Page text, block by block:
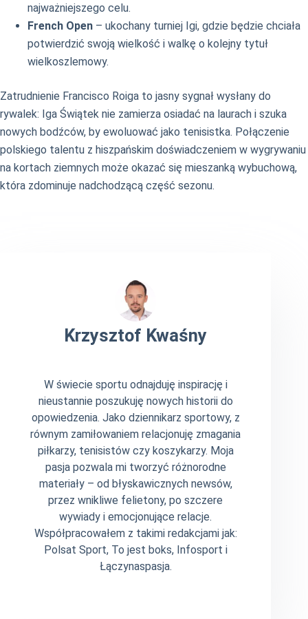
najważniejszego celu.
French Open – ukochany turniej Igi, gdzie będzie chciała
potwierdzić swoją wielkość i walkę o kolejny tytuł
wielkoszlemowy.
Zatrudnienie Francisco Roiga to jasny sygnał wysłany do
rywalek: Iga Świątek nie zamierza osiadać na laurach i szuka
nowych bodźców, by ewoluować jako tenisistka. Połączenie
polskiego talentu z hiszpańskim doświadczeniem w wygrywaniu
na kortach ziemnych może okazać się mieszanką wybuchową,
która zdominuje nadchodzącą część sezonu.
Krzysztof Kwaśny
W świecie sportu odnajduję inspirację i
nieustannie poszukuję nowych historii do
opowiedzenia. Jako dziennikarz sportowy, z
równym zamiłowaniem relacjonuję zmagania
piłkarzy, tenisistów czy koszykarzy. Moja
pasja pozwala mi tworzyć różnorodne
materiały – od błyskawicznych newsów,
przez wnikliwe felietony, po szczere
wywiady i emocjonujące relacje.
Współpracowałem z takimi redakcjami jak:
Polsat Sport, To jest boks, Infosport i
Łączynaspasja.